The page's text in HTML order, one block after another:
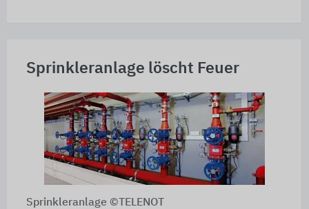
Sprinkleranlage löscht Feuer
Sprinkleranlage ©TELENOT